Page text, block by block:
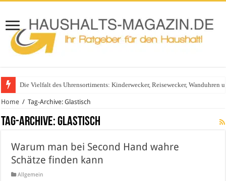
Die Vielfalt des Uhrensortiments: Kinderwecker, Reisewecker, Wanduhren
Home / Tag-Archive: Glastisch
Tag-Archive:Glastisch
Warum man bei Second Hand wahre
Schätze finden kann
Allgemein